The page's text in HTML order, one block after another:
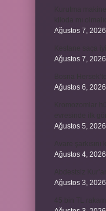
Ağustos 7, 2026
Ağustos 7, 2026
Ağustos 6, 2026
Ağustos 5, 2026
Ağustos 4, 2026
Ağustos 3, 2026